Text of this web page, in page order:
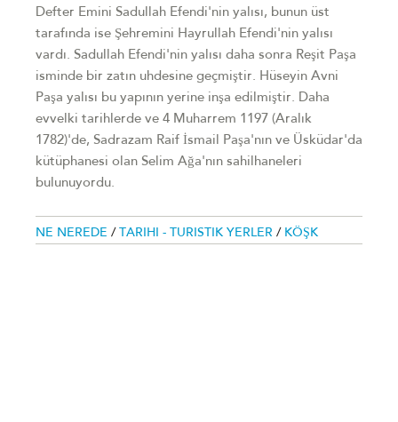
Defter Emini Sadullah Efendi'nin yalısı, bunun üst
tarafında ise Şehremini Hayrullah Efendi'nin yalısı
vardı. Sadullah Efendi'nin yalısı daha sonra Reşit Paşa
isminde bir zatın uhdesine geçmiştir. Hüseyin Avni
Paşa yalısı bu yapının yerine inşa edilmiştir. Daha
evvelki tarihlerde ve 4 Muharrem 1197 (Aralık
1782)'de, Sadrazam Raif İsmail Paşa'nın ve Üsküdar'da
kütüphanesi olan Selim Ağa'nın sahilhaneleri
bulunuyordu.
NE NEREDE / TARIHI - TURISTIK YERLER / KÖŞK